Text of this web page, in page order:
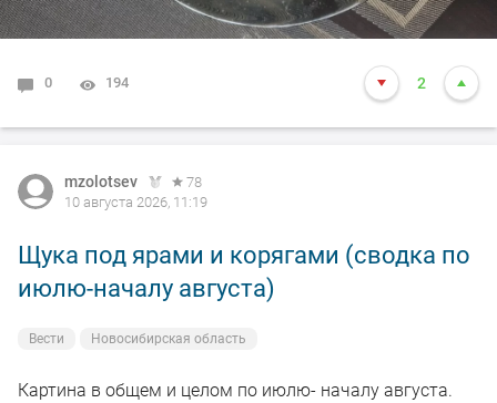
0 194 2
mzolotsev
78
10 августа 2026, 11:19
Щука под ярами и корягами (сводка по
июлю-началу августа)
Вести Новосибирская область
Картина в общем и целом по июлю- началу августа.